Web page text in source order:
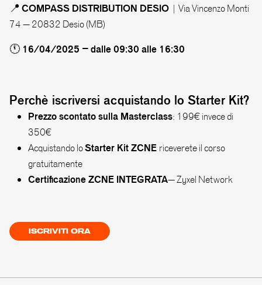
📍 COMPASS DISTRIBUTION DESIO | Via Vincenzo Monti
74 – 20832 Desio (MB)
🕚 16/04/2025 –dalle 09:30 alle 16:30
Perchè iscriversi acquistando lo Starter Kit?
Prezzo scontato sulla Masterclass: 199€ invece di
350€
Acquistando loStarter Kit ZCNE riceverete il corso
gratuitamente
Certificazione ZCNE INTEGRATA– Zyxel Network
ISCRIVITI ORA